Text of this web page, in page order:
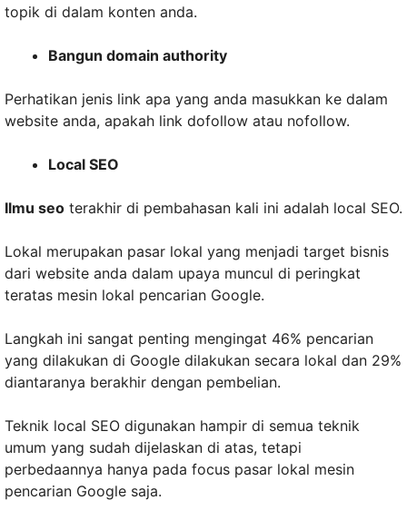
topik di dalam konten anda.
Bangun domain authority
Perhatikan jenis link apa yang anda masukkan ke dalam
website anda, apakah link dofollow atau nofollow.
Local SEO
Ilmu seo terakhir di pembahasan kali ini adalah local SEO.
Lokal merupakan pasar lokal yang menjadi target bisnis
dari website anda dalam upaya muncul di peringkat
teratas mesin lokal pencarian Google.
Langkah ini sangat penting mengingat 46% pencarian
yang dilakukan di Google dilakukan secara lokal dan 29%
diantaranya berakhir dengan pembelian.
Teknik local SEO digunakan hampir di semua teknik
umum yang sudah dijelaskan di atas, tetapi
perbedaannya hanya pada focus pasar lokal mesin
pencarian Google saja.